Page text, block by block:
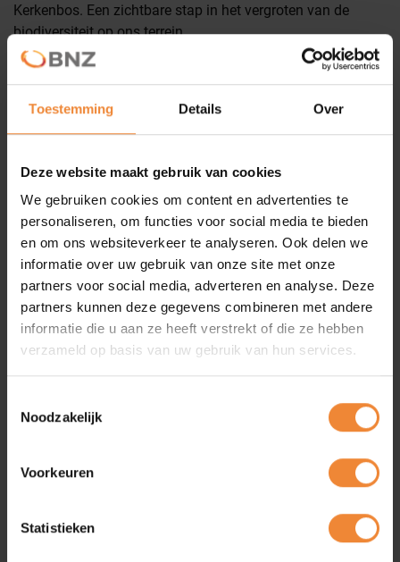
Toestemming Details Over
Deze website maakt gebruik van cookies
We gebruiken cookies om content en advertenties te
personaliseren, om functies voor social media te bieden
en om ons websiteverkeer te analyseren. Ook delen we
informatie over uw gebruik van onze site met onze
partners voor social media, adverteren en analyse. Deze
partners kunnen deze gegevens combineren met andere
informatie die u aan ze heeft verstrekt of die ze hebben
verzameld op basis van uw gebruik van hun services.
Noodzakelijk
Voorkeuren
Statistieken
Kerkenbos. Een zichtbare stap in het vergroten van de
biodiversiteit op ons terrein.
De komende tijd wordt de volgende set BNZ‑bijenhotels
𝘄𝗮𝗻𝗱𝗲𝗹𝗽𝗮𝗱.
bloemen, bijen en vlinders meer ruimte krijgen.
Met deze maatregelen zetten we mooie stappen richting
onze ambitie:
𝗛𝗲𝘁 𝗴𝗿𝗼𝗲𝗻𝘀𝘁𝗲 𝗯𝗲𝗱𝗿𝗶𝗷𝘃𝗲𝗻𝘁𝗲𝗿𝗿𝗲𝗶𝗻 𝘃𝗮𝗻 𝗡𝗶𝗷𝗺𝗲𝗴𝗲𝗻
𝘄𝗼𝗿𝗱𝗲𝗻. 🌱
Met dank aan Jarno WilbersStadsboomNijmegen, voor
het maken en plaatsen van de letters, en Han Sluiter en
Sluitervan Soortenrijk. Ook dank aanGemeente Nijmegen,
zijn.
Succesvol samenwerken? Groeien door lid te worden? Voor een
Word lid